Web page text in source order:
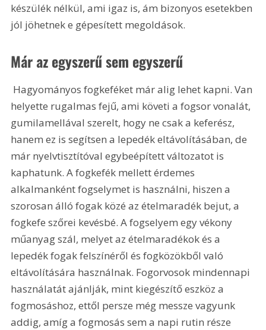
készülék nélkül, ami igaz is, ám bizonyos esetekben
jól jöhetnek e gépesített megoldások.
Már az egyszerű sem egyszerű
helyette rugalmas fejű, ami követi a fogsor vonalát,
gumilamellával szerelt, hogy ne csak a keferész,
hanem ez is segítsen a lepedék eltávolításában, de
már nyelvtisztítóval egybeépített változatot is
kaphatunk. A fogkefék mellett érdemes
alkalmanként fogselymet is használni, hiszen a
szorosan álló fogak közé az ételmaradék bejut, a
fogkefe szőrei kevésbé. A fogselyem egy vékony
műanyag szál, melyet az ételmaradékok és a
lepedék fogak felszínéről és fogközökből való
eltávolítására használnak. Fogorvosok mindennapi
használatát ajánlják, mint kiegészítő eszköz a
fogmosáshoz, ettől persze még messze vagyunk
addig, amíg a fogmosás sem a napi rutin része